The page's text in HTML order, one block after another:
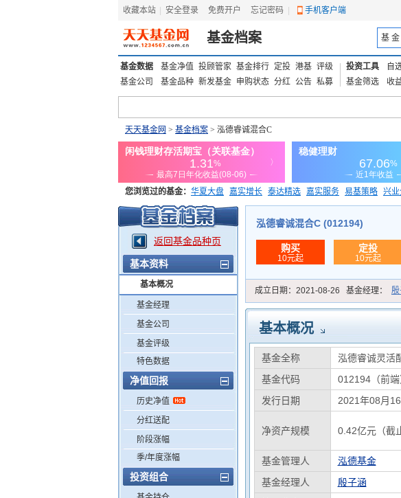
收藏本站 安全登录 免费开户 忘记密码 手机客户端
基金档案 基 金
基金数据 基金净值 投顾管家 基金排行 定投 港基 评级
基金公司
基金品种 新发基金 申购状态 分红 公告 私募
投资工具 自
基金筛选
收
天天基金网 > 基金档案 > 泓德睿诚混合C
您浏览过的基金： 华夏大盘 嘉实增长 泰达精选 嘉实服务 易基策略 兴
添富优势 华安宏利 上证180价值ETF
返回基金品种页
基本资料
基本概况
基金经理
基金公司
基金评级
特色数据
净值回报
历史净值
分红送配
阶段涨幅
季/年度涨幅
投资组合
泓德睿诚混合C (012194)
购买
10元起
定投
10元起
成立日期： 2021-08-26 基金经理： 殷
基本概况
基金全称 泓德睿诚灵活
基金代码
012194（前端
发行日期
2021年08月16
净资产规模 0.42亿元（截
基金管理人
泓德基金
基金经理人
殷子涵